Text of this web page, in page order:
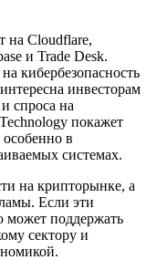
на Cloudflare,
и Trade Desk.
кибербезопасность
инвесторам
спроса на
покажет
в
системах.
на крипторынке, а
Если эти
может поддержать
сектору и